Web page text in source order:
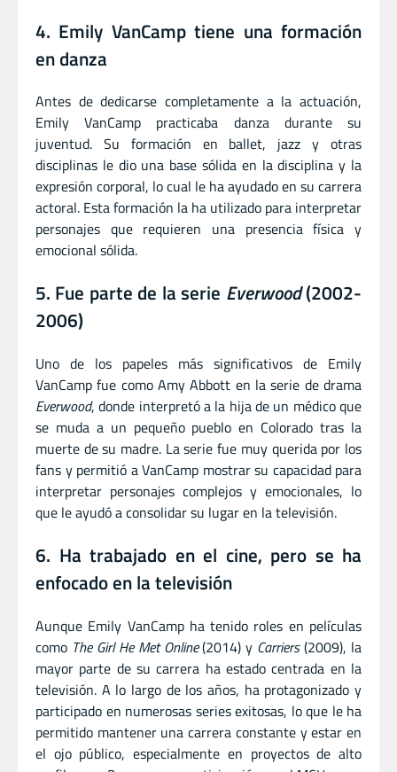
4. Emily VanCamp tiene una formación
en danza
Antes de dedicarse completamente a la actuación,
Emily VanCamp practicaba danza durante su
juventud. Su formación en ballet, jazz y otras
disciplinas le dio una base sólida en la disciplina y la
expresión corporal, lo cual le ha ayudado en su carrera
actoral. Esta formación la ha utilizado para interpretar
personajes que requieren una presencia física y
emocional sólida.
5. Fue parte de la serie Everwood(2002-
2006)
Uno de los papeles más significativos de Emily
VanCamp fue como Amy Abbott en la serie de drama
Everwood, donde interpretó a la hija de un médico que
se muda a un pequeño pueblo en Colorado tras la
muerte de su madre. La serie fue muy querida por los
fans y permitió a VanCamp mostrar su capacidad para
interpretar personajes complejos y emocionales, lo
que le ayudó a consolidar su lugar en la televisión.
6. Ha trabajado en el cine, pero se ha
enfocado en la televisión
Aunque Emily VanCamp ha tenido roles en películas
como The Girl He Met Online(2014) y Carriers(2009), la
mayor parte de su carrera ha estado centrada en la
televisión. A lo largo de los años, ha protagonizado y
participado en numerosas series exitosas, lo que le ha
permitido mantener una carrera constante y estar en
el ojo público, especialmente en proyectos de alto